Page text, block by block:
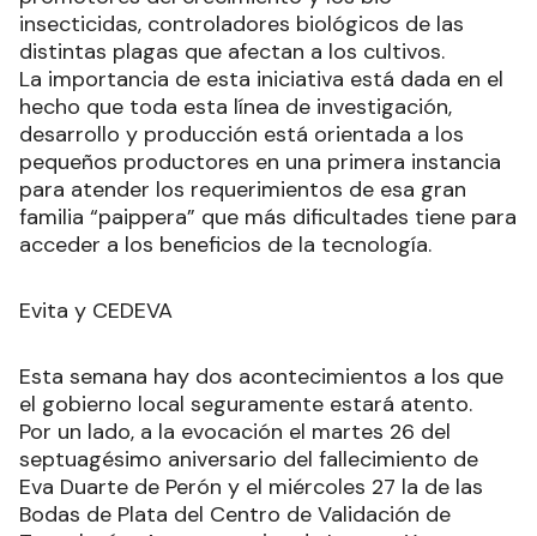
insecticidas, controladores biológicos de las
distintas plagas que afectan a los cultivos.
La importancia de esta iniciativa está dada en el
hecho que toda esta línea de investigación,
desarrollo y producción está orientada a los
pequeños productores en una primera instancia
para atender los requerimientos de esa gran
familia “paippera” que más dificultades tiene para
acceder a los beneficios de la tecnología.
Evita y CEDEVA
Esta semana hay dos acontecimientos a los que
el gobierno local seguramente estará atento.
Por un lado, a la evocación el martes 26 del
septuagésimo aniversario del fallecimiento de
Eva Duarte de Perón y el miércoles 27 la de las
Bodas de Plata del Centro de Validación de